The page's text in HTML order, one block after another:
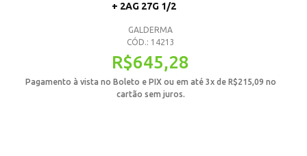
+ 2AG 27G 1/2
GALDERMA
CÓD.: 14213
R$645,28
Pagamento à vista no Boleto e PIX ou em até 3x de R$215,09 no
cartão sem juros.